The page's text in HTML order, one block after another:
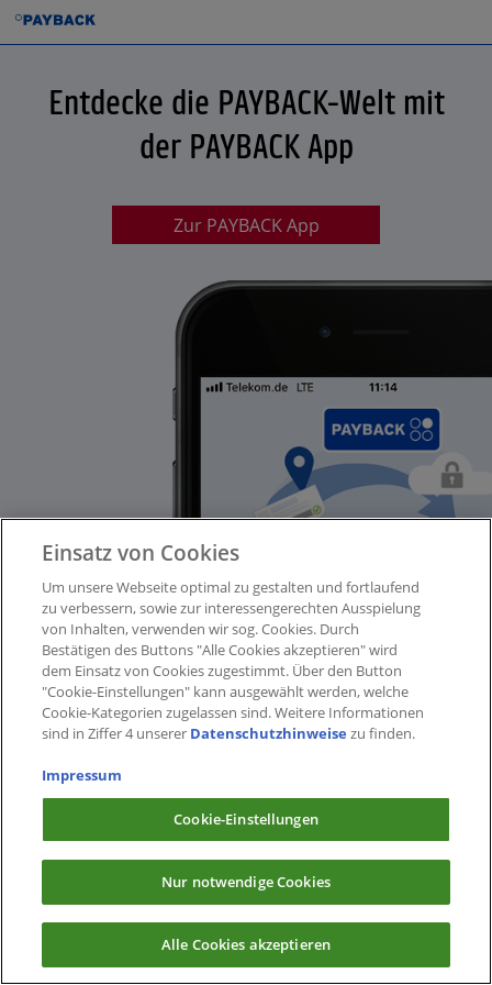
Entdecke die PAYBACK-Welt mit
der PAYBACK App
Zur PAYBACK App
Einsatz von Cookies
Um unsere Webseite optimal zu gestalten und fortlaufend
zu verbessern, sowie zur interessengerechten Ausspielung
von Inhalten, verwenden wir sog. Cookies. Durch
Bestätigen des Buttons "Alle Cookies akzeptieren" wird
dem Einsatz von Cookies zugestimmt. Über den Button
"Cookie-Einstellungen" kann ausgewählt werden, welche
Cookie-Kategorien zugelassen sind. Weitere Informationen
sind in Ziffer 4 unserer Datenschutzhinweise zu finden.
Impressum
Cookie-Einstellungen
Nur notwendige Cookies
Alle Cookies akzeptieren